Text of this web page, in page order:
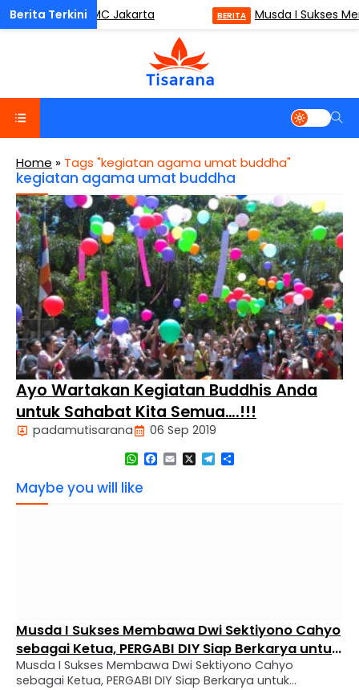
(ODM) di ISMC Jakarta BERITA Musda I Sukses
Home » Tags "kegiatan agama umat buddha"
kegiatan agama umat buddha
Ayo Wartakan Kegiatan Buddhis Anda
untuk Sahabat Kita Semua….!!!
padamutisarana 06 Sep 2019
WhatsApp
Facebook
Email
X Telegram
Maybe you will like
Musda I Sukses Membawa Dwi Sektiyono Cahyo
sebagai Ketua, PERGABI DIY Siap Berkarya untuk
Kemajuan Pendidikan Agama Buddha
Musda I Sukses Membawa Dwi Sektiyono Cahyo
sebagai Ketua, PERGABI DIY Siap Berkarya untuk